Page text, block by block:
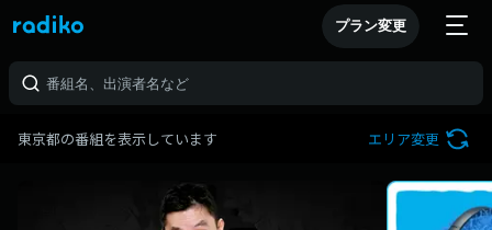
プラン変更
東京都の番組を表示しています エリア変更